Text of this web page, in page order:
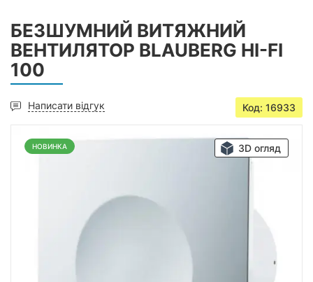
БЕЗШУМНИЙ ВИТЯЖНИЙ
ВЕНТИЛЯТОР BLAUBERG HI-FI
100
Написати відгук Код: 16933
НОВИНКА 3D огляд